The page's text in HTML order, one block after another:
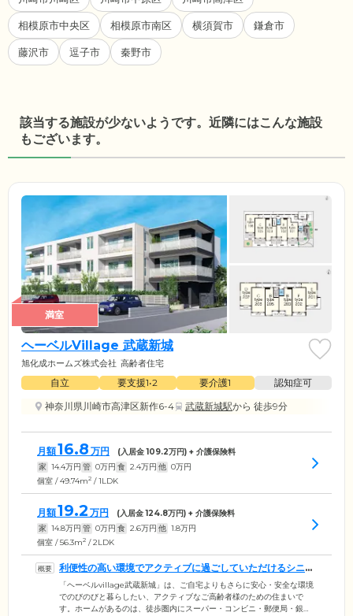
相模原市中央区 相模原市南区 横須賀市 鎌倉市
藤沢市 逗子市 秦野市
該当する施設が少ないようです。近隣にはこんな施設
もございます。
満室
ヘーベルVillage 武蔵新城
旭化成ホームズ株式会社 高齢者住宅
自立 要支援1•2 要介護1
認知症可
神奈川県川崎市高津区新作6-4
武蔵新城駅から 徒歩9分
月額16.8 万円 (入居金109.2万円) + 介護保険料
家 14.4万円 管 0万円 食 2.4万円 他 0万円
個室 / 49.74m2 / 1LDK
月額19.2 万円 (入居金124.8万円) + 介護保険料
家 14.8万円 管 0万円 食 2.6万円 他 1.8万円
個室 / 56.3m2 / 2LDK
利便性の高い環境でアクティブに過ごしていただけるシニア
向け住宅です
「ヘーベルvillage武蔵新城」は、ご自宅よりもさらに安心・安全な環境
でのびのびと暮らしたい、アクティブなご高齢者様のための住まいで
す。ホームがあるのは、徒歩圏内にスーパー・コンビニ・郵便局・銀